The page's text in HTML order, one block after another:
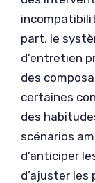
part, le
d’entretien
des
certaines
des
scénarios
d’anticiper
d’ajuster